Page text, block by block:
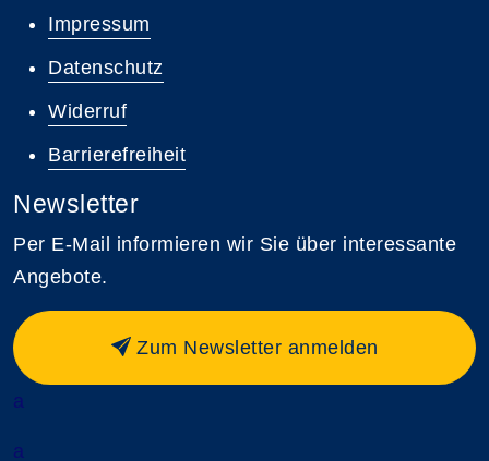
Impressum
Datenschutz
Widerruf
Barrierefreiheit
Newsletter
Per E-Mail informieren wir Sie über interessante
Angebote.
Zum Newsletter anmelden
a
a